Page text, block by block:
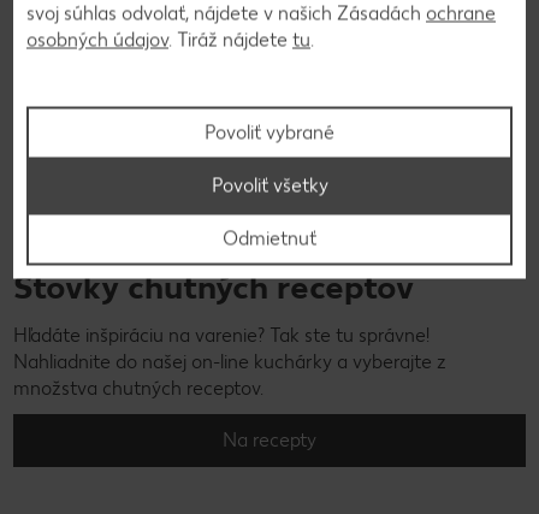
Stovky chutných receptov
Hľadáte inšpiráciu na varenie? Tak ste tu správne!
Nahliadnite do našej on-line kuchárky a vyberajte z
množstva chutných receptov.
Na recepty
svoj súhlas odvolať, nájdete v našich Zásadách ochrane
osobných údajov. Tiráž nájdete tu.
Povoliť vybrané
Odmietnuť
Povoliť všetky